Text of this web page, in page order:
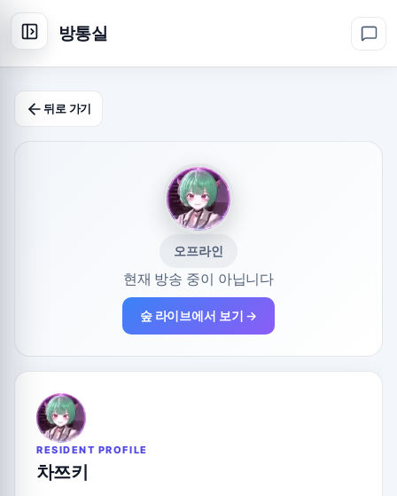
방통실
뒤로 가기
오프라인
현재 방송 중이 아닙니다
숲 라이브에서 보기 →
RESIDENT PROFILE
차쯔키